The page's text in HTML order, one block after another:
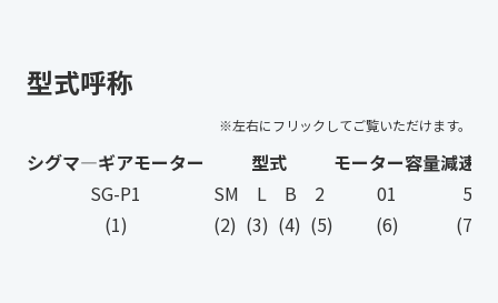
型式呼称
シグマ―ギアモーター 型式 モーター容量減速比
SG-P1
SM L B 2 01
5
(1)
(2) (3) (4) (5) (6) (7)